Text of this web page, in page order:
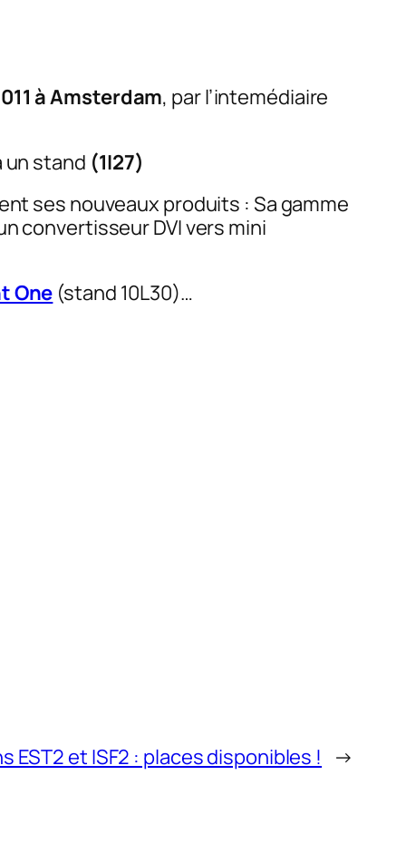
à Amsterdam, par l’intemédiaire
un stand (1I27)
ses nouveaux produits : Sa gamme
convertisseur DVI vers mini
One (stand 10L30)…
EST2 et ISF2 : places disponibles ! →